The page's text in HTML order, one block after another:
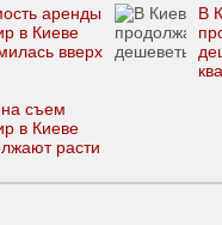
аренды
в Киеве
вверх
В
съем
в Киеве
расти